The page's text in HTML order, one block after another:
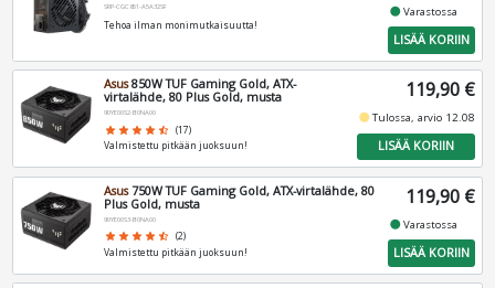
SRP-CGC851-A5A32SF
Tehoa ilman monimutkaisuutta!
fiber_manual_recordVarastossa
LISÄÄ KORIIN
Asus850W TUF Gaming Gold, ATX-
virtalähde, 80 Plus Gold, musta
90YE00S2-B0NA00
star star star star star_half (17)
Valmistettu pitkään juoksuun!
119,90 €
fiber_manual_recordTulossa, arvio 12.08
LISÄÄ KORIIN
Asus750W TUF Gaming Gold, ATX-virtalähde, 80
Plus Gold, musta
90YE00S3-B0NA00
star star star star star_half (2)
Valmistettu pitkään juoksuun!
119,90 €
fiber_manual_recordVarastossa
LISÄÄ KORIIN